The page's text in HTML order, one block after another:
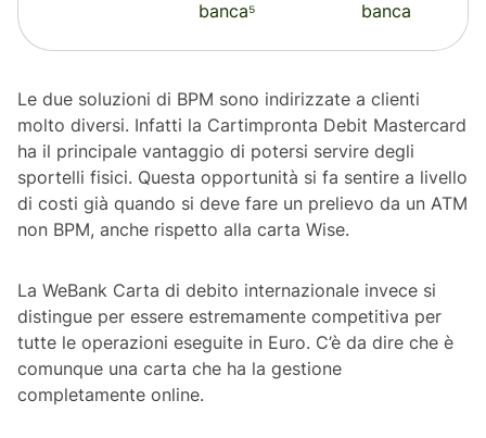
banca⁵
banca
Le due soluzioni di BPM sono indirizzate a clienti
molto diversi. Infatti la Cartimpronta Debit Mastercard
ha il principale vantaggio di potersi servire degli
sportelli fisici. Questa opportunità si fa sentire a livello
di costi già quando si deve fare un prelievo da un ATM
non BPM, anche rispetto alla carta Wise.
La WeBank Carta di debito internazionale invece si
distingue per essere estremamente competitiva per
tutte le operazioni eseguite in Euro. C’è da dire che è
comunque una carta che ha la gestione
completamente online.